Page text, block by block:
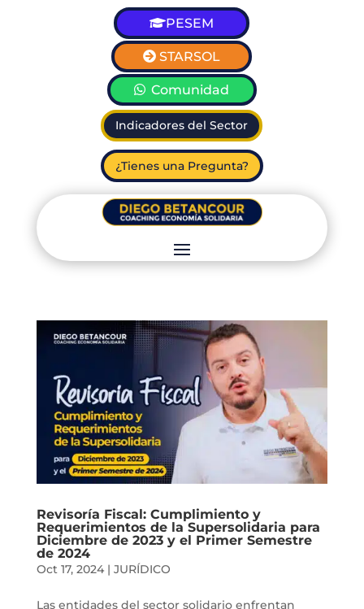
PESEM
STARSOL
Comunidad
Indicadores del Sector
¿Tienes una Pregunta?
Revisoría Fiscal: Cumplimiento y
Requerimientos de la Supersolidaria para
Diciembre de 2023 y el Primer Semestre
de 2024
Oct 17, 2024| JURÍDICO
Las entidades del sector solidario enfrentan